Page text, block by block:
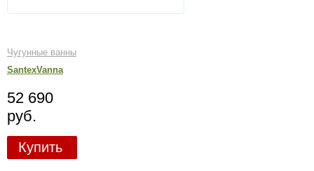
Чугунные ванны
SantexVanna
52 690
руб.
Купить